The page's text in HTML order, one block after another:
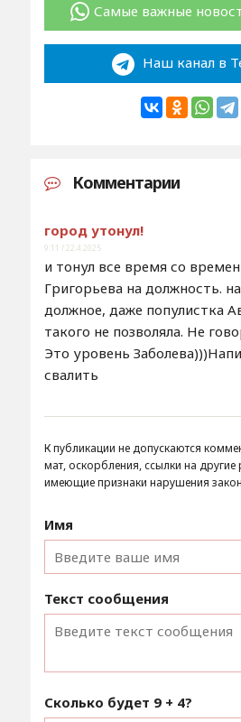
Самые важные
Наш канал в
Комментарии
город утонул!
9:11 / 22.4.2025
и тонул все время со
Григорьева на должность.
должное, даже популистка
такого не позволяла. Не
Это уровень
свалить
К публикации не допускаются
мат, оскорбления, ссылки на другие
имеющие признаки нарушения
Имя
Текст сообщения
Сколько будет 9 + 4?